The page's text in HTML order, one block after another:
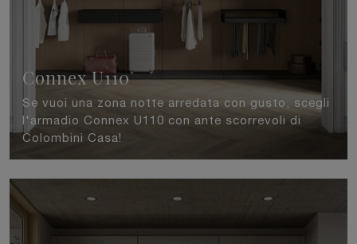
Connex U110
Se vuoi una zona notte arredata con gusto, scegli
l'armadio Connex U110 con ante scorrevoli di
Colombini Casa!